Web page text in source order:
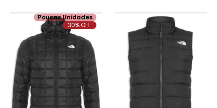
Poucas Unidades
30% OFF